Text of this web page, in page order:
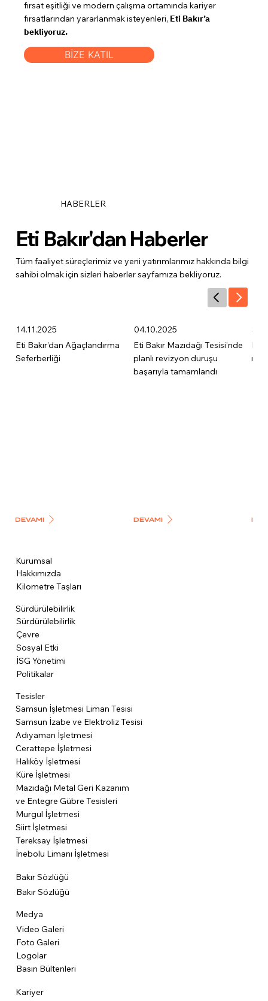
HABERLER
Eti Bakır'dan Haberler
Tüm faaliyet süreçlerimiz ve yeni yatırımlarımız hakkında bilgi
sahibi olmak için sizleri haberler sayfamıza bekliyoruz.
14.11.2025
Eti Bakır’dan Ağaçlandırma
Seferberliği
DEVAMI
04.10.2025
Eti Bakır Mazıdağı Tesisi’nde
planlı revizyon duruşu
başarıyla tamamlandı
DEVAMI
Eti
fırsat eşitliği ve modern çalışma ortamında kariyer
fırsatlarından yararlanmak isteyenleri, Eti Bakır’a
bekliyoruz.
BİZE KATIL
Kurumsal
Hakkımızda
Kilometre Taşları
Sürdürülebilirlik
Sürdürülebilirlik
Çevre
Sosyal Etki
İSG Yönetimi
Politikalar
Tesisler
Samsun İşletmesi Liman Tesisi
Samsun İzabe ve Elektroliz Tesisi
Adıyaman İşletmesi
Cerattepe İşletmesi
Halıköy İşletmesi
Küre İşletmesi
Mazıdağı Metal Geri Kazanım
ve Entegre Gübre Tesisleri
Murgul İşletmesi
Siirt İşletmesi
Tereksay İşletmesi
İnebolu Limanı İşletmesi
Bakır Sözlüğü
Bakır Sözlüğü
Medya
Video Galeri
Foto Galeri
Logolar
Basın Bültenleri
Kariyer